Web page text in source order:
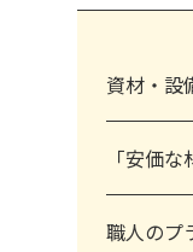
資材・設
「安価
職人のプ